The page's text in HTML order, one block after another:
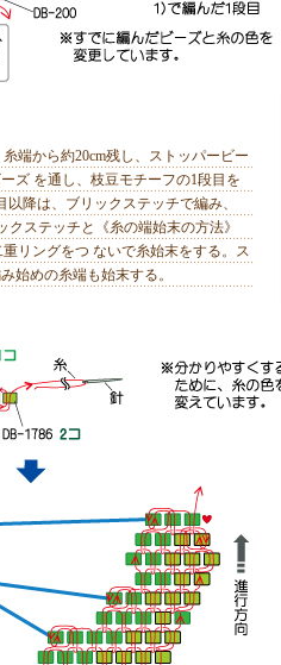
端から約20cm残し、ストッパービー
ズ を通し、枝豆モチーフの1段目を
降は、ブリックステッチで編み、
ステッチと《糸の端始末の方法》
リングをつ ないで糸始末をする。ス
始めの糸端も始末する。